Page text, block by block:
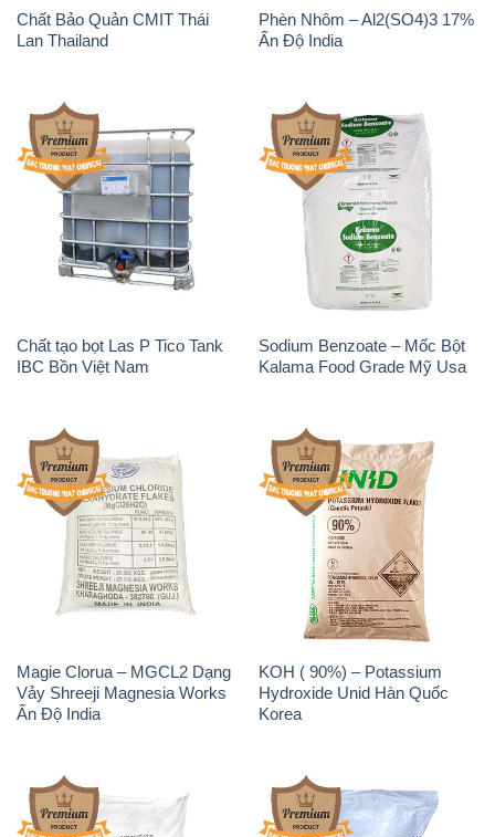
Chất tạo bọt Las P Tico Tank
IBC Bồn Việt Nam
Sodium Benzoate – Mốc Bột
Kalama Food Grade Mỹ Usa
Magie Clorua – MGCL2 Dạng
Vảy Shreeji Magnesia Works
Ấn Độ India
KOH ( 90%) – Potassium
Hydroxide Unid Hàn Quốc